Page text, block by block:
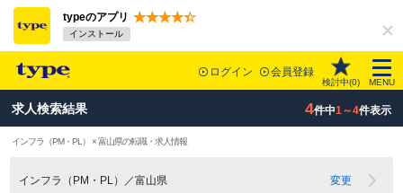
typeのアプリ
インストール
ログイン 会員登録
検討中(0) MENU
求人検索結果 4件中1～4件表示
インフラ（PM・PL） × 富山県の転職・求人情報
インフラ（PM・PL）／富山県 変更